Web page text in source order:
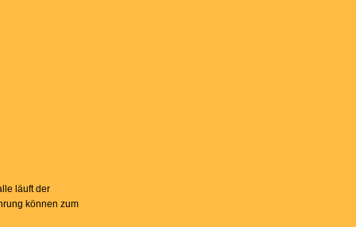
läuft der
können zum